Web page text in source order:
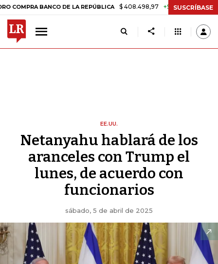
BANCO DE LA REPÚBLICA $ 408.498,97 +$ 8.753,81 +2,19%
SUSCRÍBASE
EE.UU.
Netanyahu hablará de los
aranceles con Trump el
lunes, de acuerdo con
funcionarios
sábado, 5 de abril de 2025